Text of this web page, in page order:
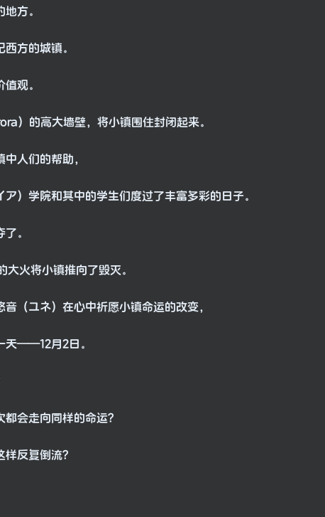
方。
方的城镇。
观。
）的高大墙壁，将小镇围住封闭起来。
人们的帮助，
）学院和其中的学生们度过了丰富多彩的日子。
。
火将小镇推向了毁灭。
（ユネ）在心中祈愿小镇命运的改变，
天——12月2日。
会走向同样的命运？
反复倒流？